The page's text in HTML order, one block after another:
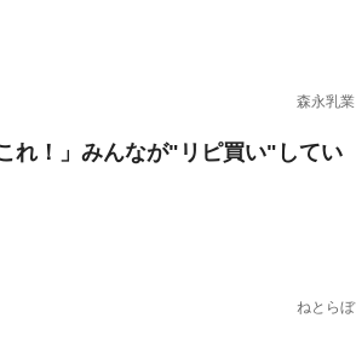
森永乳業
れ！」みんなが"リピ買い"してい
ねとらぼ